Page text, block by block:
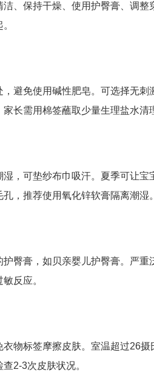
、保持干燥、使用护臀膏、调
，避免使用碱性肥皂。可选择无
长需用棉签蘸取少量生理盐水清
，可垫纱布巾吸汗。夏季可让
，推荐使用氧化锌软膏隔离潮湿。
臀膏，如贝亲婴儿护臀膏。严
反应。
物标签摩擦皮肤。室温超过26
2-3次皮肤状况。